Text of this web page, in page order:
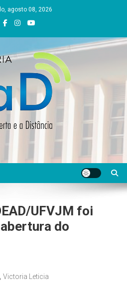
agosto 08, 2026
UFVJM foi
do
Victoria Leticia